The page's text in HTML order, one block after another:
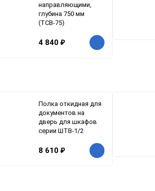
направляющими,
глубина 750 мм
(ТСВ-75)
4 840 ₽
Полка откидная для
документов на
дверь для шкафов
серии ШТВ-1/2
8 610 ₽